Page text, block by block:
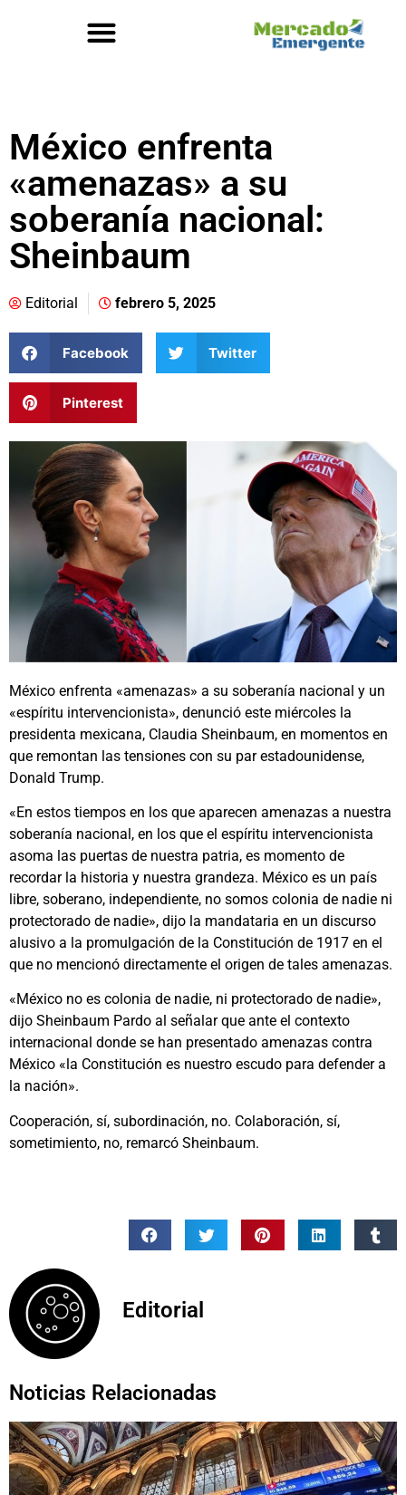
México enfrenta
«amenazas» a su
soberanía nacional:
Sheinbaum
Editorial febrero 5, 2025
Facebook Twitter
Pinterest
México enfrenta «amenazas» a su soberanía nacional y un
«espíritu intervencionista», denunció este miércoles la
presidenta mexicana, Claudia Sheinbaum, en momentos en
que remontan las tensiones con su par estadounidense,
Donald Trump.
«En estos tiempos en los que aparecen amenazas a nuestra
soberanía nacional, en los que el espíritu intervencionista
asoma las puertas de nuestra patria, es momento de
recordar la historia y nuestra grandeza. México es un país
libre, soberano, independiente, no somos colonia de nadie ni
protectorado de nadie», dijo la mandataria en un discurso
alusivo a la promulgación de la Constitución de 1917 en el
que no mencionó directamente el origen de tales amenazas.
«México no es colonia de nadie, ni protectorado de nadie»,
dijo Sheinbaum Pardo al señalar que ante el contexto
internacional donde se han presentado amenazas contra
México «la Constitución es nuestro escudo para defender a
la nación».
Cooperación, sí, subordinación, no. Colaboración, sí,
sometimiento, no, remarcó Sheinbaum.
Editorial
Noticias Relacionadas